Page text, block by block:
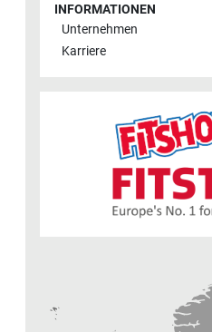
INFORMATIONEN
Unternehmen
Karriere